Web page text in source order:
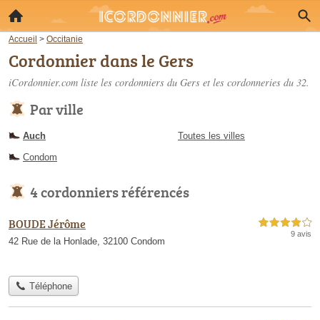
Accueil > Occitanie
Cordonnier dans le Gers
iCordonnier.com liste les cordonniers du Gers et les cordonneries du 32.
Par ville
Auch
Condom
Toutes les villes
4 cordonniers référencés
BOUDE Jérôme
42 Rue de la Honlade, 32100 Condom
4,0 étoiles sur 5
9 avis
Téléphone